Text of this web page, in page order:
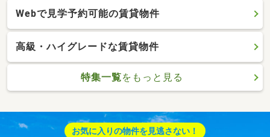
Webで見学予約可能の賃貸物件
高級・ハイグレードな賃貸物件
特集一覧をもっと見る
お気に入りの物件を見逃さない！